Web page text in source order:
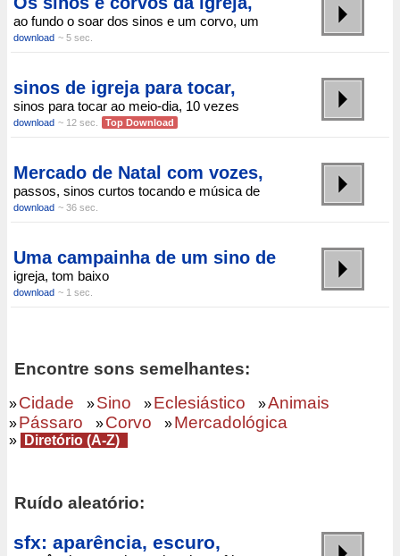
ao fundo o soar dos sinos e um corvo, um
download ~ 5 sec.
sinos de igreja para tocar,
sinos para tocar ao meio-dia, 10 vezes
download ~ 12 sec. Top Download
Mercado de Natal com vozes,
passos, sinos curtos tocando e música de
download ~ 36 sec.
Uma campainha de um sino de
igreja, tom baixo
download ~ 1 sec.
Encontre sons semelhantes:
»Cidade »Sino »Eclesiástico »Animais
»Pássaro »Corvo »Mercadológica
» Diretório (A-Z)
Ruído aleatório:
sfx: aparência, escuro,